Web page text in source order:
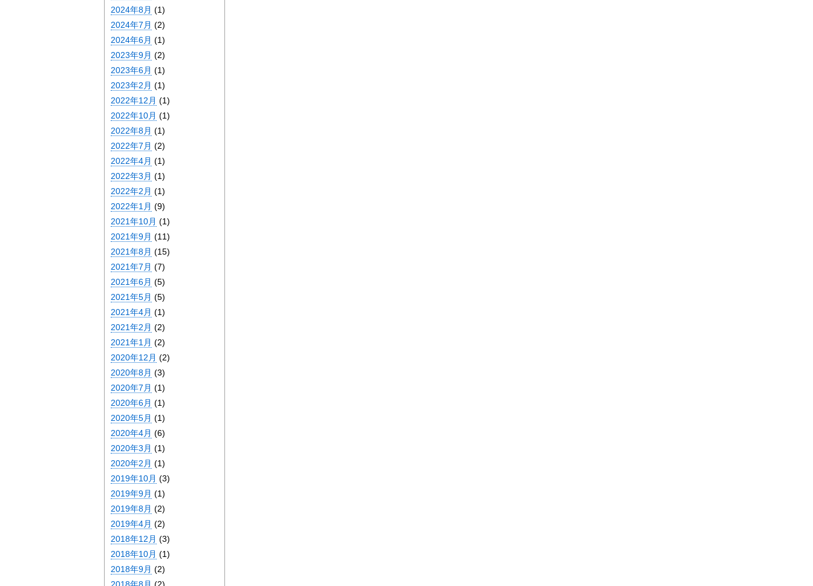
2024年8月 (1)
2024年7月 (2)
2024年6月 (1)
2023年9月 (2)
2023年6月 (1)
2023年2月 (1)
2022年12月 (1)
2022年10月 (1)
2022年8月 (1)
2022年7月 (2)
2022年4月 (1)
2022年3月 (1)
2022年2月 (1)
2022年1月 (9)
2021年10月 (1)
2021年9月 (11)
2021年8月 (15)
2021年7月 (7)
2021年6月 (5)
2021年5月 (5)
2021年4月 (1)
2021年2月 (2)
2021年1月 (2)
2020年12月 (2)
2020年8月 (3)
2020年7月 (1)
2020年6月 (1)
2020年5月 (1)
2020年4月 (6)
2020年3月 (1)
2020年2月 (1)
2019年10月 (3)
2019年9月 (1)
2019年8月 (2)
2019年4月 (2)
2018年12月 (3)
2018年10月 (1)
2018年9月 (2)